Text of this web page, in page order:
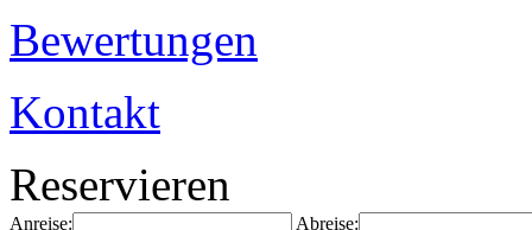
Bewertungen
Kontakt
Reservieren
Anreise: Abreise: